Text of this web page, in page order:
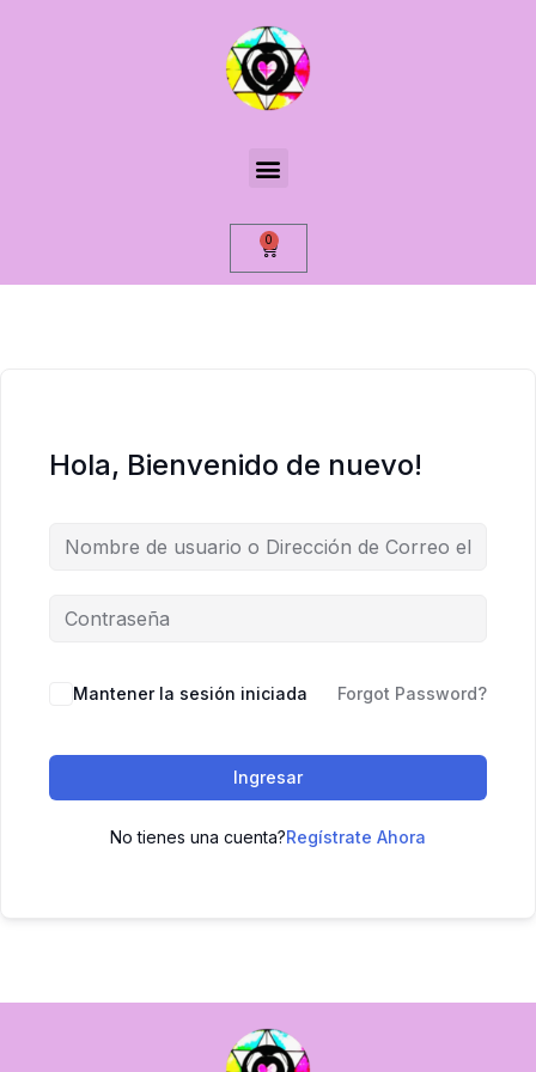
0
Hola, Bienvenido de nuevo!
Mantener la sesión iniciada Forgot Password?
Ingresar
No tienes una cuenta?Regístrate Ahora